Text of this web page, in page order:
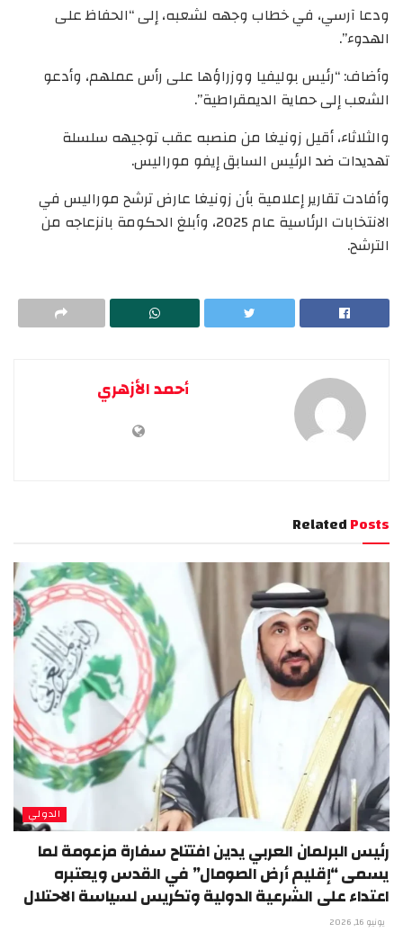
ودعا آرسي، في خطاب وجهه لشعبه، إلى “الحفاظ على
الهدوء”.
وأضاف: “رئيس بوليفيا ووزراؤها على رأس عملهم، وأدعو
الشعب إلى حماية الديمقراطية”.
والثلاثاء، أقيل زونيغا من منصبه عقب توجيهه سلسلة
تهديدات ضد الرئيس السابق إيفو موراليس.
وأفادت تقارير إعلامية بأن زونيغا عارض ترشح موراليس في
الانتخابات الرئاسية عام 2025، وأبلغ الحكومة بانزعاجه من
الترشح.
أحمد الأزهري
RelatedPosts
الدولي
رئيس البرلمان العربي يدين افتتاح سفارة مزعومة لما
يسمى “إقليم أرض الصومال” في القدس ويعتبره
اعتداء على الشرعية الدولية وتكريس لسياسة الاحتلال
يونيو 16, 2026